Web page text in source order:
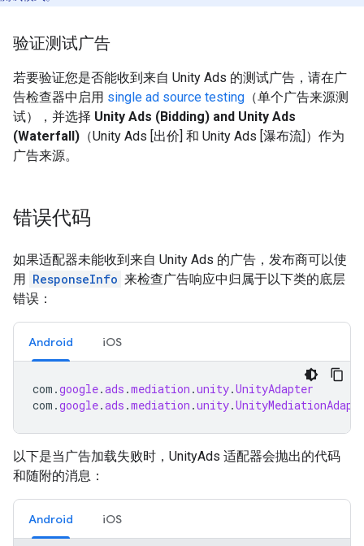
验证测试广告
若要验证您是否能收到来自 Unity Ads 的测试广告，请在广
告检查器中启用 single ad source testing （单个广告来源测
试），并选择 Unity Ads (Bidding) and Unity Ads
(Waterfall) （Unity Ads [出价] 和 Unity Ads [瀑布流]）作为
广告来源。
错误代码
如果适配器未能收到来自 Unity Ads 的广告，发布商可以使
用
ResponseInfo 来检查广告响应中归属于以下类的底层
错误：
Android iOS
com .google.ads .mediation .unity.UnityAdapter
com .google.ads .mediation .unity.
以下是当广告加载失败时，UnityAds 适配器会抛出的代码
和随附的消息：
Android iOS